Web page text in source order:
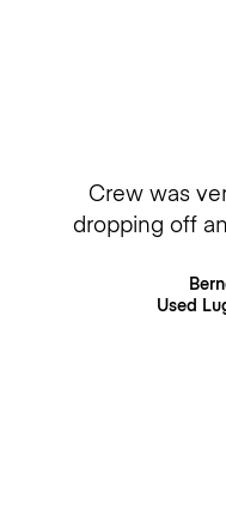
Crew was
dropping off
Used